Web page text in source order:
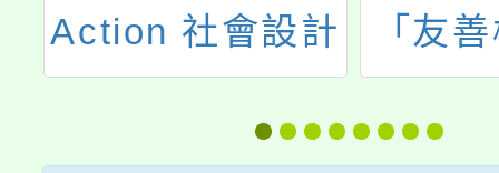
Action 社會設計
平臺」提供永續
發展學習主題行
「友
四格
動